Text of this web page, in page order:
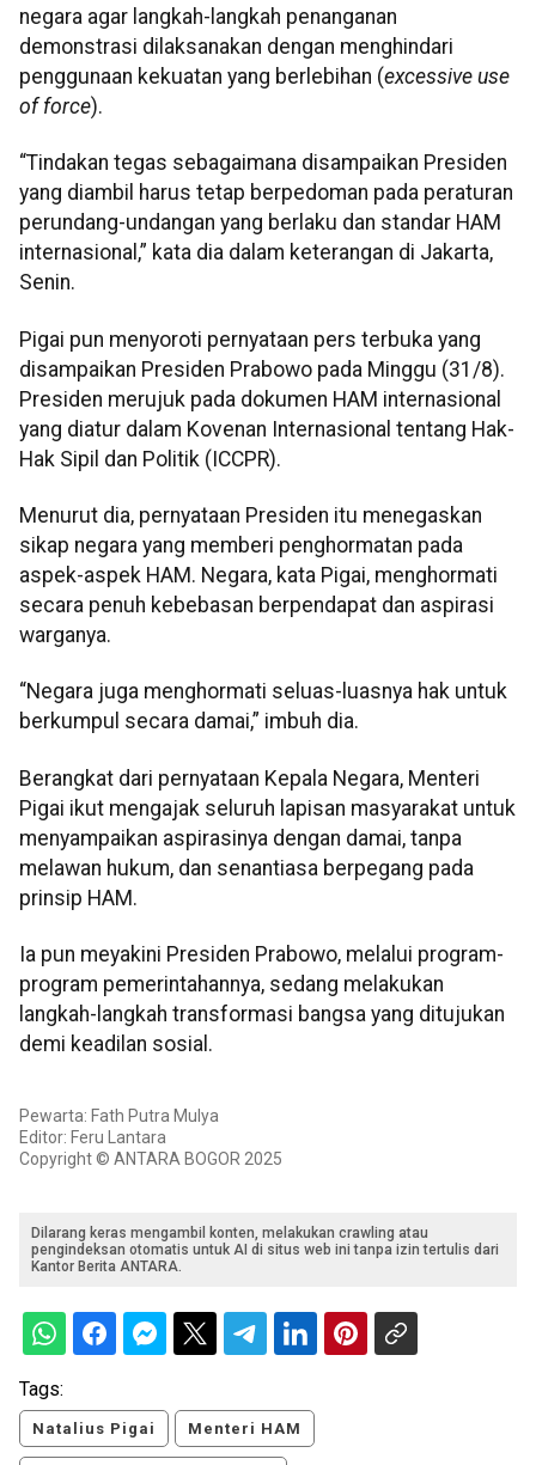
negara agar langkah-langkah penanganan
demonstrasi dilaksanakan dengan menghindari
penggunaan kekuatan yang berlebihan (excessive use
of force).
“Tindakan tegas sebagaimana disampaikan Presiden
yang diambil harus tetap berpedoman pada peraturan
perundang-undangan yang berlaku dan standar HAM
internasional,” kata dia dalam keterangan di Jakarta,
Senin.
Pigai pun menyoroti pernyataan pers terbuka yang
disampaikan Presiden Prabowo pada Minggu (31/8).
Presiden merujuk pada dokumen HAM internasional
yang diatur dalam Kovenan Internasional tentang Hak-
Hak Sipil dan Politik (ICCPR).
Menurut dia, pernyataan Presiden itu menegaskan
sikap negara yang memberi penghormatan pada
aspek-aspek HAM. Negara, kata Pigai, menghormati
secara penuh kebebasan berpendapat dan aspirasi
warganya.
“Negara juga menghormati seluas-luasnya hak untuk
berkumpul secara damai,” imbuh dia.
Berangkat dari pernyataan Kepala Negara, Menteri
Pigai ikut mengajak seluruh lapisan masyarakat untuk
menyampaikan aspirasinya dengan damai, tanpa
melawan hukum, dan senantiasa berpegang pada
prinsip HAM.
Ia pun meyakini Presiden Prabowo, melalui program-
program pemerintahannya, sedang melakukan
langkah-langkah transformasi bangsa yang ditujukan
demi keadilan sosial.
Pewarta: Fath Putra Mulya
Editor: Feru Lantara
Copyright © ANTARA BOGOR 2025
Dilarang keras mengambil konten, melakukan crawling atau
pengindeksan otomatis untuk AI di situs web ini tanpa izin tertulis dari
Kantor Berita ANTARA.
Tags:
Natalius Pigai Menteri HAM